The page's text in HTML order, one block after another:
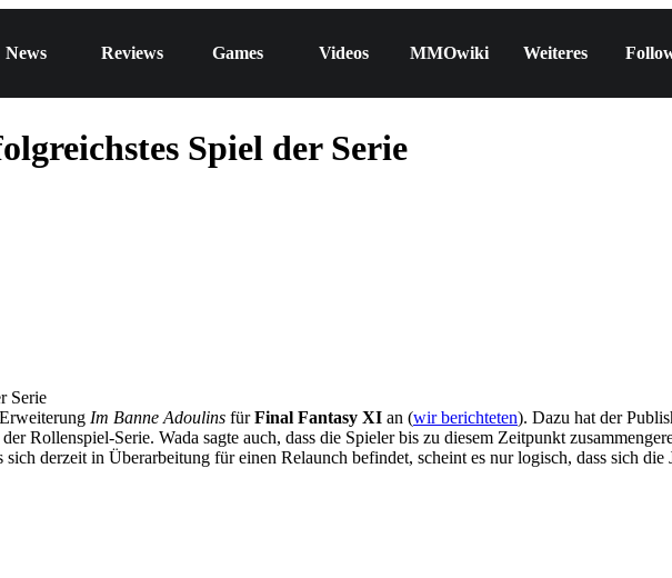
News Reviews Games Videos MMOwiki Weiteres
Spiel der Serie
Im Banne Adoulins fürFinal Fantasy XI an (wir berichteten). Dazu hat der
Rollenspiel-Serie. Wada sagte auch, dass die Spieler bis zu diesem Zeitpunkt
sich derzeit in Überarbeitung für einen Relaunch befindet, scheint es nur logisch, dass sich